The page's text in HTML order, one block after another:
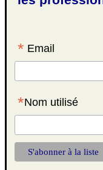
* Email
*Nom utilisé